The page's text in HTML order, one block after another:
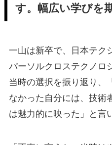
す。幅広い学びを
一山は新卒で、日本テク
パーソルクロステクノロ
当時の選択を振り返り、
なかった自分には、技術
は魅力的に映った」と言